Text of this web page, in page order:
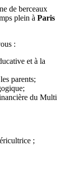
de berceaux
plein à Paris
:
et à la
parents;
du Multi
;